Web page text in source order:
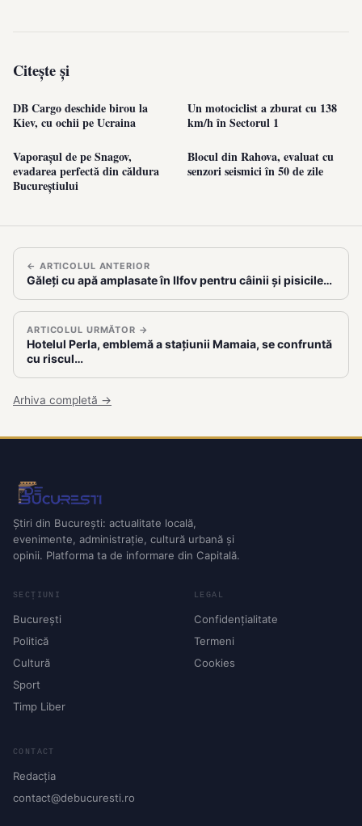
Citește și
DB Cargo deschide birou la
Kiev, cu ochii pe Ucraina
Un motociclist a zburat cu 138
km/h în Sectorul 1
Vaporașul de pe Snagov,
evadarea perfectă din căldura
Bucureștiului
Blocul din Rahova, evaluat cu
senzori seismici în 50 de zile
← ARTICOLUL ANTERIOR
Găleți cu apă amplasate în Ilfov pentru câinii și pisicile…
ARTICOLUL URMĂTOR →
Hotelul Perla, emblemă a stațiunii Mamaia, se confruntă
cu riscul…
Arhiva completă →
Știri din București: actualitate locală,
evenimente, administrație, cultură urbană și
opinii. Platforma ta de informare din Capitală.
SECȚIUNI
București
Politică
Cultură
Sport
Timp Liber
LEGAL
Confidențialitate
Termeni
Cookies
CONTACT
Redacția
contact@debucuresti.ro